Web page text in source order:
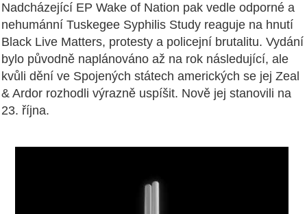
Nadcházející EP Wake of Nation pak vedle odporné a
nehumánní Tuskegee Syphilis Study reaguje na hnutí
Black Live Matters, protesty a policejní brutalitu. Vydání
bylo původně naplánováno až na rok následující, ale
kvůli dění ve Spojených státech amerických se jej Zeal
& Ardor rozhodli výrazně uspíšit. Nově jej stanovili na
23. října.